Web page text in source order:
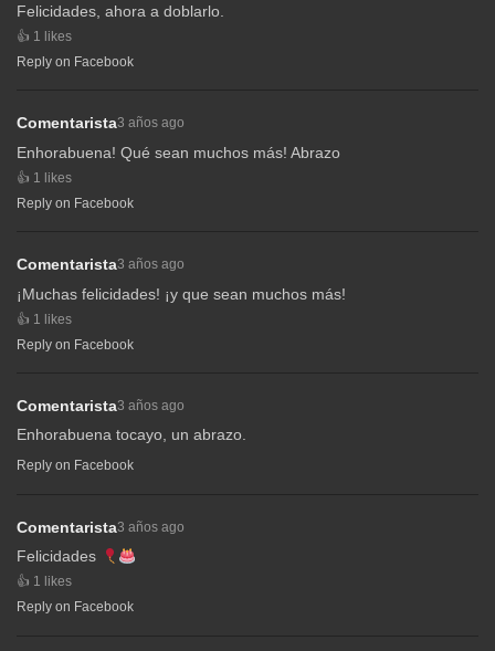
Felicidades, ahora a doblarlo.
1 likes
Reply on Facebook
Comentarista3 años ago
Enhorabuena! Qué sean muchos más! Abrazo
1 likes
Reply on Facebook
Comentarista3 años ago
¡Muchas felicidades! ¡y que sean muchos más!
1 likes
Reply on Facebook
Comentarista3 años ago
Enhorabuena tocayo, un abrazo.
Reply on Facebook
Comentarista3 años ago
Felicidades
1 likes
Reply on Facebook